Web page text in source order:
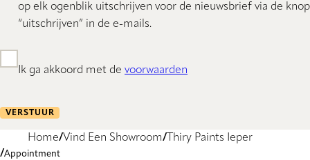
op elk ogenblik uitschrijven voor de nieuwsbrief via de knop
“uitschrijven” in de e-mails.
Ik ga akkoord met de voorwaarden
VERSTUUR
Home Vind Een Showroom Thiry Paints Ieper
Appointment